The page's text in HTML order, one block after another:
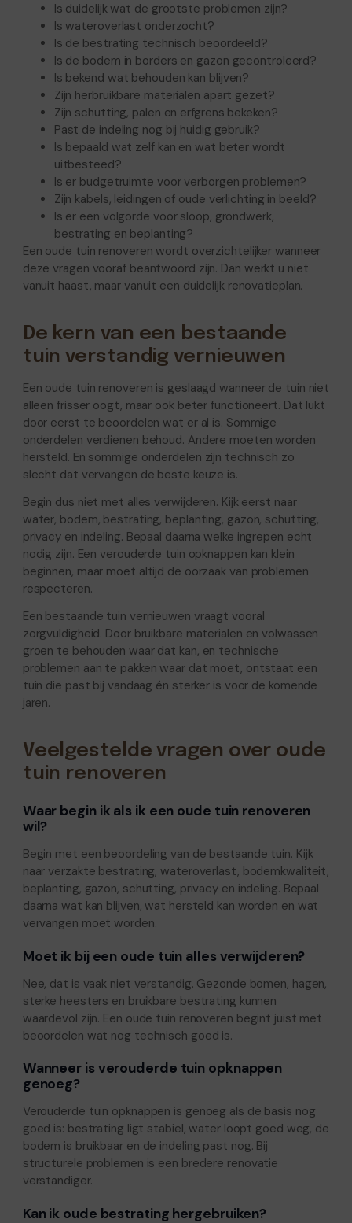
Is duidelijk wat de grootste problemen zijn?
Is wateroverlast onderzocht?
Is de bestrating technisch beoordeeld?
Is de bodem in borders en gazon gecontroleerd?
Is bekend wat behouden kan blijven?
Zijn herbruikbare materialen apart gezet?
Zijn schutting, palen en erfgrens bekeken?
Past de indeling nog bij huidig gebruik?
Is bepaald wat zelf kan en wat beter wordt
uitbesteed?
Is er budgetruimte voor verborgen problemen?
Zijn kabels, leidingen of oude verlichting in beeld?
Is er een volgorde voor sloop, grondwerk,
bestrating en beplanting?
Een oude tuin renoveren wordt overzichtelijker wanneer
deze vragen vooraf beantwoord zijn. Dan werkt u niet
vanuit haast, maar vanuit een duidelijk renovatieplan.
De kern van een bestaande
tuin verstandig vernieuwen
Een oude tuin renoveren is geslaagd wanneer de tuin niet
alleen frisser oogt, maar ook beter functioneert. Dat lukt
door eerst te beoordelen wat er al is. Sommige
onderdelen verdienen behoud. Andere moeten worden
hersteld. En sommige onderdelen zijn technisch zo
slecht dat vervangen de beste keuze is.
Begin dus niet met alles verwijderen. Kijk eerst naar
water, bodem, bestrating, beplanting, gazon, schutting,
privacy en indeling. Bepaal daarna welke ingrepen echt
nodig zijn. Een verouderde tuin opknappen kan klein
beginnen, maar moet altijd de oorzaak van problemen
respecteren.
Een bestaande tuin vernieuwen vraagt vooral
zorgvuldigheid. Door bruikbare materialen en volwassen
groen te behouden waar dat kan, en technische
problemen aan te pakken waar dat moet, ontstaat een
tuin die past bij vandaag én sterker is voor de komende
jaren.
Veelgestelde vragen over oude
tuin renoveren
Waar begin ik als ik een oude tuin renoveren
wil?
Begin met een beoordeling van de bestaande tuin. Kijk
naar verzakte bestrating, wateroverlast, bodemkwaliteit,
beplanting, gazon, schutting, privacy en indeling. Bepaal
daarna wat kan blijven, wat hersteld kan worden en wat
vervangen moet worden.
Moet ik bij een oude tuin alles verwijderen?
Nee, dat is vaak niet verstandig. Gezonde bomen, hagen,
sterke heesters en bruikbare bestrating kunnen
waardevol zijn. Een oude tuin renoveren begint juist met
beoordelen wat nog technisch goed is.
Wanneer is verouderde tuin opknappen
genoeg?
Verouderde tuin opknappen is genoeg als de basis nog
goed is: bestrating ligt stabiel, water loopt goed weg, de
bodem is bruikbaar en de indeling past nog. Bij
structurele problemen is een bredere renovatie
verstandiger.
Kan ik oude bestrating hergebruiken?